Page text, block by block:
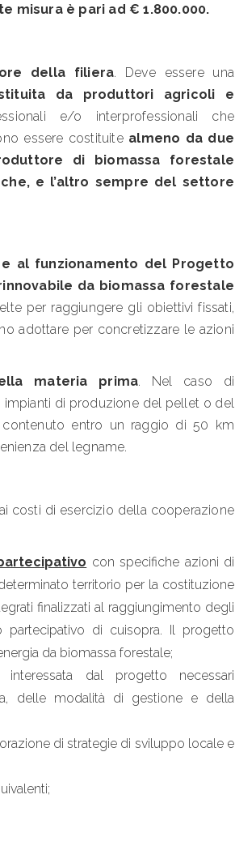
misura è pari ad € 1.800.000.
della filiera. Deve essere una
da produttori agricoli e
e/o interprofessionali che
essere costituite almeno da due
di biomassa forestale
e l’altro sempre del settore
al funzionamento del Progetto
da biomassa forestale
per raggiungere gli obiettivi fissati,
adottare per concretizzare le azioni
materia prima. Nel caso di
di produzione del pellet o del
contenuto entro un raggio di 50 km
del legname.
costi di esercizio della cooperazione
con specifiche azioni di
territorio per la costituzione
finalizzati al raggiungimento degli
partecipativo di cuisopra. Il progetto
da biomassa forestale;
dal progetto necessari
delle modalità di gestione e della
di strategie di sviluppo locale e